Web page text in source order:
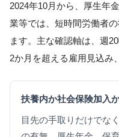
2024年10月から、厚生年
業等では、短時間労働者
ます。主な確認軸は、週
2か月を超える雇用見込み
扶養内か社会保険加入
目先の手取りだけでな